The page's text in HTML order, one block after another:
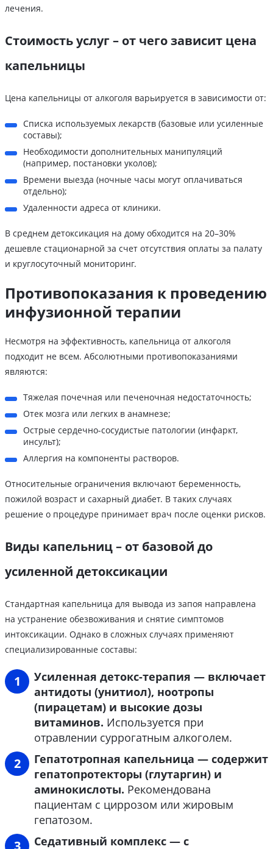
лечения.
Стоимость услуг – от чего зависит цена
капельницы
Цена капельницы от алкоголя варьируется в зависимости от:
Списка используемых лекарств (базовые или усиленные
составы);
Необходимости дополнительных манипуляций
(например, постановки уколов);
Времени выезда (ночные часы могут оплачиваться
отдельно);
Удаленности адреса от клиники.
В среднем детоксикация на дому обходится на 20–30%
дешевле стационарной за счет отсутствия оплаты за палату
и круглосуточный мониторинг.
Противопоказания к проведению
инфузионной терапии
Несмотря на эффективность, капельница от алкоголя
подходит не всем. Абсолютными противопоказаниями
являются:
Тяжелая почечная или печеночная недостаточность;
Отек мозга или легких в анамнезе;
Острые сердечно-сосудистые патологии (инфаркт,
инсульт);
Аллергия на компоненты растворов.
Относительные ограничения включают беременность,
пожилой возраст и сахарный диабет. В таких случаях
решение о процедуре принимает врач после оценки рисков.
Виды капельниц – от базовой до
усиленной детоксикации
Стандартная капельница для вывода из запоя направлена
на устранение обезвоживания и снятие симптомов
интоксикации. Однако в сложных случаях применяют
специализированные составы:
Усиленная детокс-терапия — включает
антидоты (унитиол), ноотропы
(пирацетам) и высокие дозы
витаминов. Используется при
отравлении суррогатным алкоголем.
Гепатотропная капельница — содержит
гепатопротекторы (глутаргин) и
аминокислоты. Рекомендована
пациентам с циррозом или жировым
гепатозом.
Седативный комплекс — с